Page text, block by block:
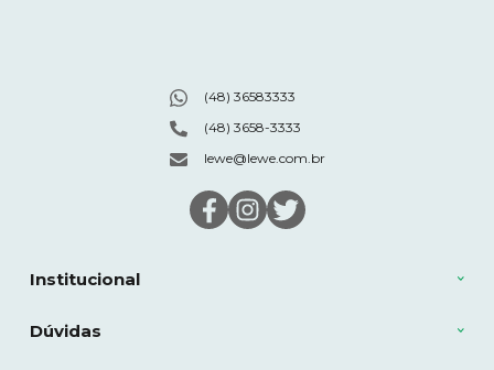
Institucional
Dúvidas
(48) 36583333
(48) 3658-3333
lewe@lewe.com.br